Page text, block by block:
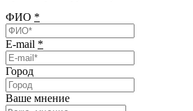
ФИО *
E-mail *
Город
Ваше мнение